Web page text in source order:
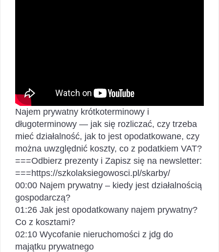
Najem prywatny krótkoterminowy i
długoterminowy — jak się rozliczać, czy trzeba
mieć działalność, jak to jest opodatkowane, czy
można uwzględnić koszty, co z podatkiem VAT?
===Odbierz prezenty i Zapisz się na newsletter:
===https://szkolaksiegowosci.pl/skarby/
00:00 Najem prywatny – kiedy jest działalnością
gospodarczą?
01:26 Jak jest opodatkowany najem prywatny?
Co z kosztami?
02:10 Wycofanie nieruchomości z jdg do
majątku prywatnego